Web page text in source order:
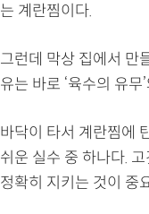
는 계란찜이다.
그런데 막상 집에서 만
유는 바로 ‘육수의 유무
바닥이 타서 계란찜에
쉬운 실수 중 하나다.
정확히 지키는 것이 중